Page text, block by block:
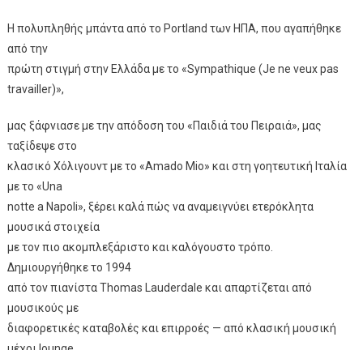
Η πολυπληθής μπάντα από το Portland των ΗΠΑ, που αγαπήθηκε
από την
πρώτη στιγμή στην Ελλάδα με το «Sympathique (Je ne veux pas
travailler)»,
μας ξάφνιασε με την απόδοση του «Παιδιά του Πειραιά», μας
ταξίδεψε στο
κλασικό Χόλιγουντ με το «Amado Mio» και στη γοητευτική Ιταλία
με το «Una
notte a Napoli», ξέρει καλά πώς να αναμειγνύει ετερόκλητα
μουσικά στοιχεία
με τον πιο ακομπλεξάριστο και καλόγουστο τρόπο.
Δημιουργήθηκε το 1994
από τον πιανίστα Thomas Lauderdale και απαρτίζεται από
μουσικούς με
διαφορετικές καταβολές και επιρροές — από κλασική μουσική